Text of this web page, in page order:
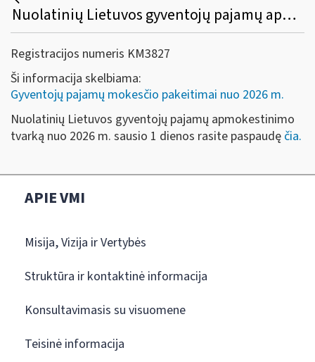
Nuolatinių Lietuvos gyventojų pajamų apmokestinimo tvarka nuo 2026 m. sausio 1 dienos
Registracijos numeris KM3827
Ši informacija skelbiama:
Gyventojų pajamų mokesčio pakeitimai nuo 2026 m.
Nuolatinių Lietuvos gyventojų pajamų apmokestinimo
tvarką nuo 2026 m. sausio 1 dienos rasite paspaudę čia.
APIE VMI
Misija, Vizija ir Vertybės
Struktūra ir kontaktinė informacija
Konsultavimasis su visuomene
Teisinė informacija